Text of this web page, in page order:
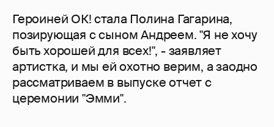
Героиней ОК! стала Полина Гагарина,
позирующая с сыном Андреем. "Я не хочу
быть хорошей для всех!", - заявляет
артистка, и мы ей охотно верим, а заодно
рассматриваем в выпуске отчет с
церемонии "Эмми".